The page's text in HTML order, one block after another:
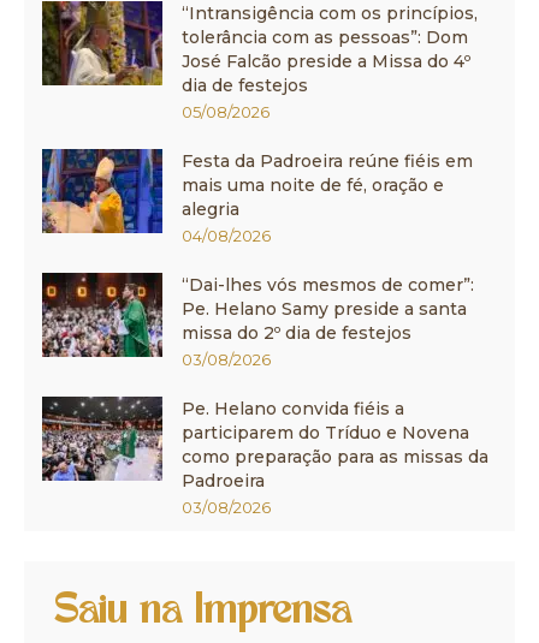
“Intransigência com os princípios,
tolerância com as pessoas”: Dom
José Falcão preside a Missa do 4º
dia de festejos
05/08/2026
Festa da Padroeira reúne fiéis em
mais uma noite de fé, oração e
alegria
04/08/2026
“Dai-lhes vós mesmos de comer”:
Pe. Helano Samy preside a santa
missa do 2º dia de festejos
03/08/2026
Pe. Helano convida fiéis a
participarem do Tríduo e Novena
como preparação para as missas da
Padroeira
03/08/2026
Saiu na Imprensa